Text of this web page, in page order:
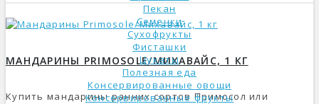
Пекан
Семечки
Сухофрукты
Фисташки
Цукаты
Полезная еда
Консервированные овощи
Консервированные фрукты
МАНДАРИНЫ PRIMOSOLE/МИХАВАЙС, 1 КГ
Купить мандарины ранних сортов Примосол или